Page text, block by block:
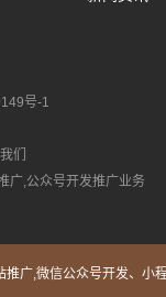
号-1
们
广,公众号开发推广业务
广,微信公众号开发、